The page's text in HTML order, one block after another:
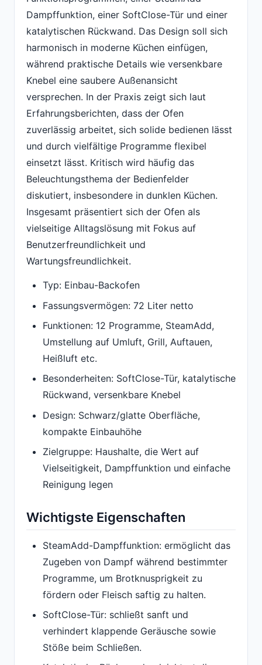
Dampffunktion, einer SoftClose-Tür und einer
katalytischen Rückwand. Das Design soll sich
harmonisch in moderne Küchen einfügen,
während praktische Details wie versenkbare
Knebel eine saubere Außenansicht
versprechen. In der Praxis zeigt sich laut
Erfahrungsberichten, dass der Ofen
zuverlässig arbeitet, sich solide bedienen lässt
und durch vielfältige Programme flexibel
einsetzt lässt. Kritisch wird häufig das
Beleuchtungsthema der Bedienfelder
diskutiert, insbesondere in dunklen Küchen.
Insgesamt präsentiert sich der Ofen als
vielseitige Alltagslösung mit Fokus auf
Benutzerfreundlichkeit und
Wartungsfreundlichkeit.
Typ: Einbau-Backofen
Fassungsvermögen: 72 Liter netto
Funktionen: 12 Programme, SteamAdd,
Umstellung auf Umluft, Grill, Auftauen,
Heißluft etc.
Besonderheiten: SoftClose-Tür, katalytische
Rückwand, versenkbare Knebel
Design: Schwarz/glatte Oberfläche,
kompakte Einbauhöhe
Zielgruppe: Haushalte, die Wert auf
Vielseitigkeit, Dampffunktion und einfache
Reinigung legen
Wichtigste Eigenschaften
SteamAdd-Dampffunktion: ermöglicht das
Zugeben von Dampf während bestimmter
Programme, um Brotknusprigkeit zu
fördern oder Fleisch saftig zu halten.
SoftClose-Tür: schließt sanft und
verhindert klappende Geräusche sowie
Stöße beim Schließen.